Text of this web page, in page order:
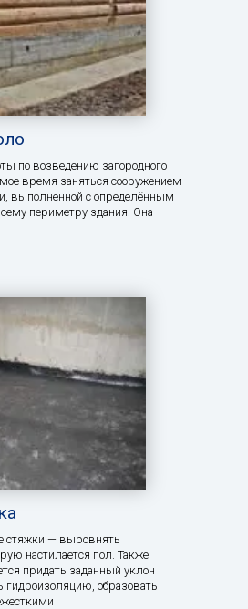
по возведению загородного
время заняться сооружением
выполненной с определённым
периметру здания. Она
стяжки — выровнять
настилается пол. Также
придать заданный уклон
образовать